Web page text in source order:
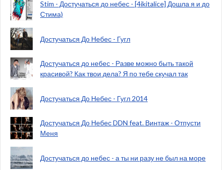
Stim - Достучаться до небес - [4ikitalice] Дошла я и до
Стима)
Достучаться До Небес - Гугл
Достучаться до небес - Разве можно быть такой
красивой? Как твои дела? Я по тебе скучал так
Достучаться До Небес - Гугл 2014
Достучаться До Небес DDN feat. Винтаж - Отпусти
Меня
Достучаться до небес - а ты ни разу не был на море